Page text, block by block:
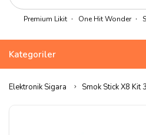
Premium Likit One Hit Wonder
Kategoriler
Elektronik Sigara Smok Stick X8 Kit